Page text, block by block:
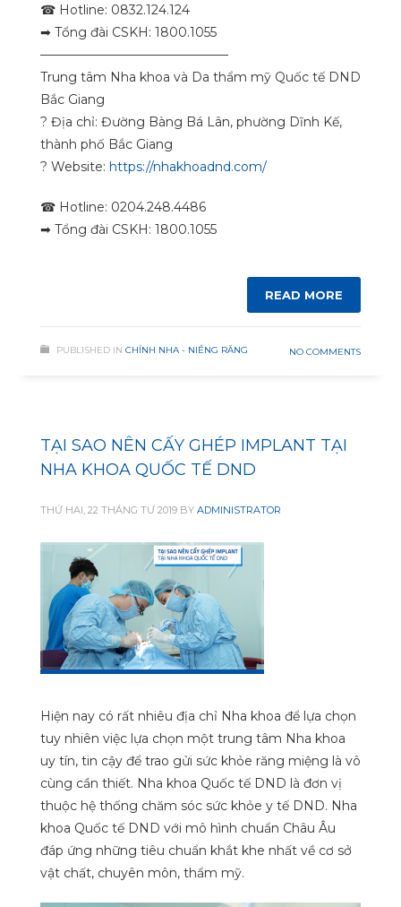
☎ Hotline: 0832.124.124
➡ Tổng đài CSKH: 1800.1055
———————————————
Trung tâm Nha khoa và Da thẩm mỹ Quốc tế DND
Bắc Giang
? Địa chỉ: Đường Bàng Bá Lân, phường Dĩnh Kế,
thành phố Bắc Giang
? Website: https://nhakhoadnd.com/
☎ Hotline: 0204.248.4486
➡ Tổng đài CSKH: 1800.1055
READ MORE
PUBLISHED IN CHỈNH NHA - NIỀNG RĂNG NO COMMENTS
TẠI SAO NÊN CẤY GHÉP IMPLANT TẠI
NHA KHOA QUỐC TẾ DND
THỨ HAI, 22 THÁNG TƯ 2019 BY ADMINISTRATOR
Hiện nay có rất nhiêu địa chỉ Nha khoa để lựa chọn
tuy nhiên việc lựa chọn một trung tâm Nha khoa
uy tín, tin cậy để trao gửi sức khỏe răng miệng là vô
cùng cần thiết. Nha khoa Quốc tế DND là đơn vị
thuộc hệ thống chăm sóc sức khỏe y tế DND. Nha
khoa Quốc tế DND với mô hình chuẩn Châu Âu
đáp ứng những tiêu chuẩn khắt khe nhất về cơ sở
vật chất, chuyên môn, thẩm mỹ.